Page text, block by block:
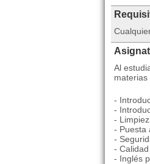
Al
-
-
-
- Puesta
-
-
- Inglés